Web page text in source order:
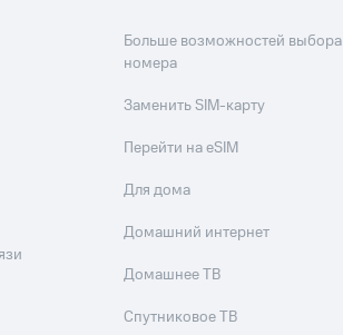
Больше возможностей выбора
номера
Заменить SIM-карту
Перейти на eSIM
Для дома
Домашний интернет
Домашнее ТВ
Спутниковое ТВ